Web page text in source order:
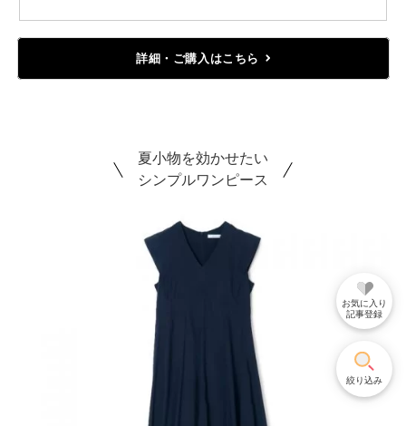
詳細・ご購入はこちら
夏小物を効かせたい
シンプルワンピース
お気に入り
記事登録
絞り込み